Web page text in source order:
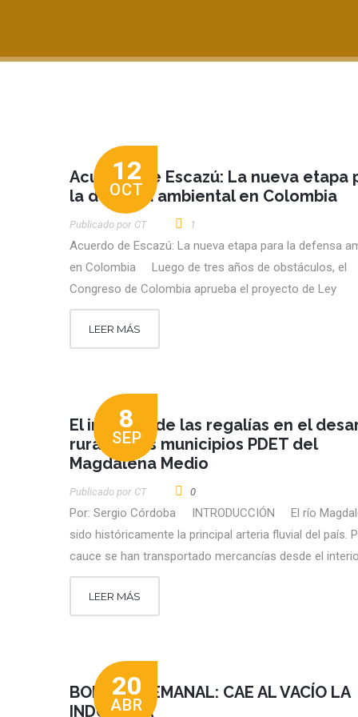
12
OCT
Acuerdo de Escazú: La nueva etapa
la defensa ambiental en Colombia
Publicado por CT 1
Acuerdo de Escazú: La nueva etapa para la defensa
en Colombia Luego de tres años de obstáculos, el
Congreso de Colombia aprueba el proyecto de Ley
LEER MÁS
8
SEP
El impacto de las regalías en el
rural en los municipios PDET del
Magdalena Medio
Publicado por CT 0
Por: Sergio Córdoba INTRODUCCIÓN El río
sido históricamente la principal arteria fluvial del país.
cauce se han transportado mercancías desde el
LEER MÁS
20
ABR
BOLETÍN SEMANAL: CAE AL VACÍO LA
INDUSTRIA